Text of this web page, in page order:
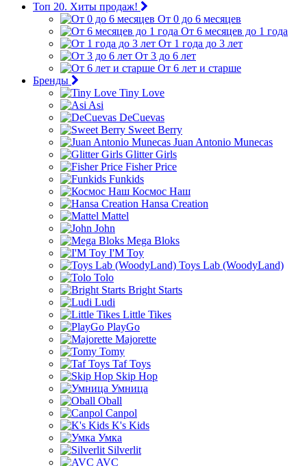
Топ 20. Хиты продаж!
От 0 до 6 месяцев
От 6 месяцев до 1 года
От 1 года до 3 лет
От 3 до 6 лет
От 6 лет и старше
Бренды
Tiny Love
Asi
DeCuevas
Sweet Berry
Juan Antonio Munecas
Glitter Girls
Fisher Price
Funkids
Космос Наш
Hansa Creation
Mattel
John
Mega Bloks
I'M Toy
Toys Lab (WoodyLand)
Tolo
Bright Starts
Ludi
Little Tikes
PlayGo
Majorette
Tomy
Taf Toys
Skip Hop
Умница
Oball
Canpol
K's Kids
Умка
Silverlit
AVC